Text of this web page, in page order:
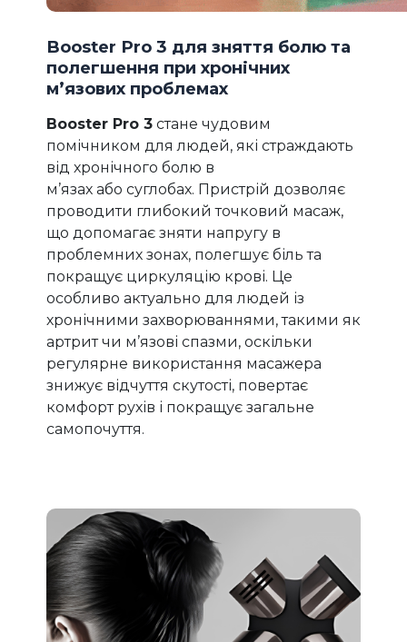
Booster Pro 3 для зняття болю та
полегшення при хронічних
м’язових проблемах
Booster Pro 3стане чудовим
помічником для людей, які страждають
від хронічного болю в
м’язах або суглобах. Пристрій дозволяє
проводити глибокий точковий масаж,
що допомагає зняти напругу в
проблемних зонах, полегшує біль та
покращує циркуляцію крові. Це
особливо актуально для людей із
хронічними захворюваннями, такими як
артрит чи м’язові спазми, оскільки
регулярне використання масажера
знижує відчуття скутості, повертає
комфорт рухів і покращує загальне
самопочуття.